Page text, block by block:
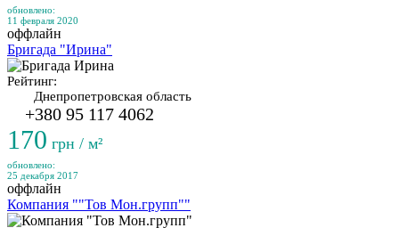
обновлено:
11 февраля 2020
оффлайн
Бригада "Ирина"
Рейтинг:
Днепропетровская область
+380 95 117 4062
170 грн / м²
обновлено:
25 декабря 2017
оффлайн
Компания ""Тов Мон.групп""